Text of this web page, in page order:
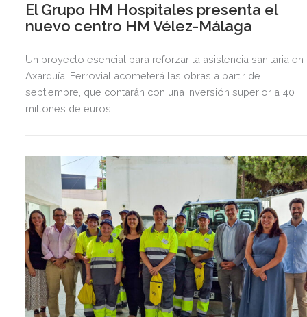
El Grupo HM Hospitales presenta el
nuevo centro HM Vélez-Málaga
Un proyecto esencial para reforzar la asistencia sanitaria en
Axarquía. Ferrovial acometerá las obras a partir de
septiembre, que contarán con una inversión superior a 40
millones de euros.